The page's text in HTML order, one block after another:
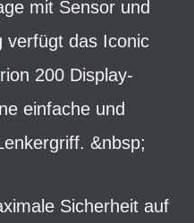
mit Sensor und
verfügt das Iconic
200 Display-
einfache und
&nbsp;
Sicherheit auf